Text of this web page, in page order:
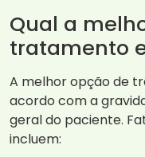
Qual a
tratamento
A melhor opção de
acordo com a
geral do paciente.
incluem: